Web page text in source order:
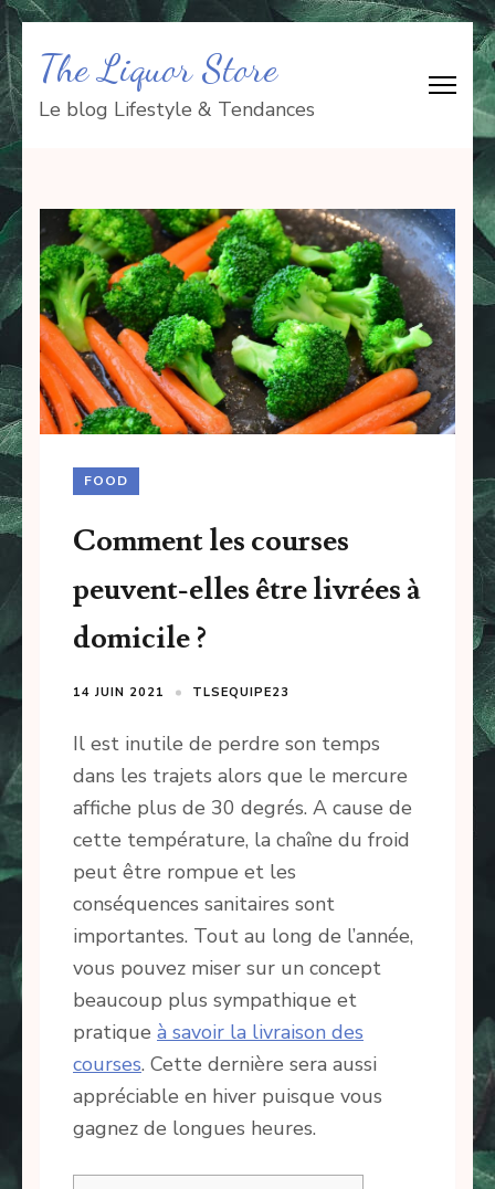
Aller
au
contenu
(Pressez
Entrée)
The Liquor Store
Le blog Lifestyle & Tendances
FOOD
Comment les courses
peuvent-elles être livrées à
domicile ?
14 JUIN 2021 TLSEQUIPE23
Il est inutile de perdre son temps
dans les trajets alors que le mercure
affiche plus de 30 degrés. A cause de
cette température, la chaîne du froid
peut être rompue et les
conséquences sanitaires sont
importantes. Tout au long de l’année,
vous pouvez miser sur un concept
beaucoup plus sympathique et
pratique à savoir la livraison des
courses. Cette dernière sera aussi
appréciable en hiver puisque vous
gagnez de longues heures.